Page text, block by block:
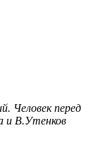
Человек перед
и В.Утенков